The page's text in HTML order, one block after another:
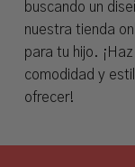
buscando un
nuestra tienda
para tu hijo.
comodidad y
ofrecer!